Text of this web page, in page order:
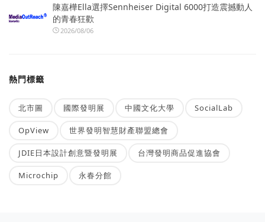
陳嘉樺Ella選擇Sennheiser Digital 6000打造震撼動人
的青春狂歡
2026/08/06
熱門標籤
北市圖 國際發明展 中國文化大學 SocialLab
OpView 世界發明智慧財產聯盟總會
JDIE日本設計創意暨發明展 台灣發明商品促進協會
Microchip 永春分館